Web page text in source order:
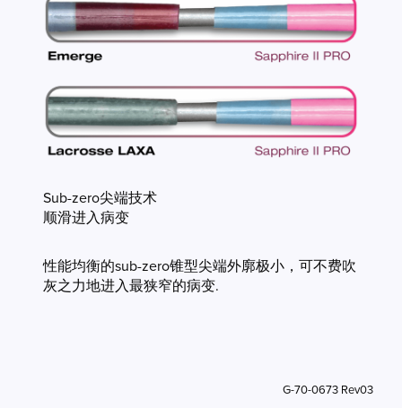
Sub-zero尖端技术
顺滑进入病变
性能均衡的sub-zero锥型尖端外廓极小，可不费吹
灰之力地进入最狭窄的病变.
G-70-0673 Rev03